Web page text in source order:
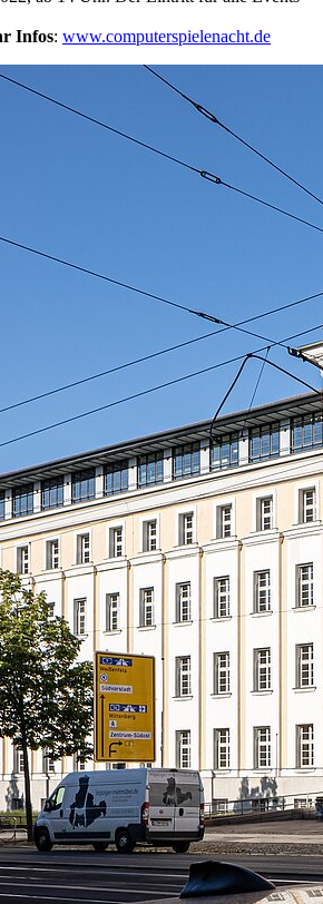
Infos: www.computerspielenacht.de